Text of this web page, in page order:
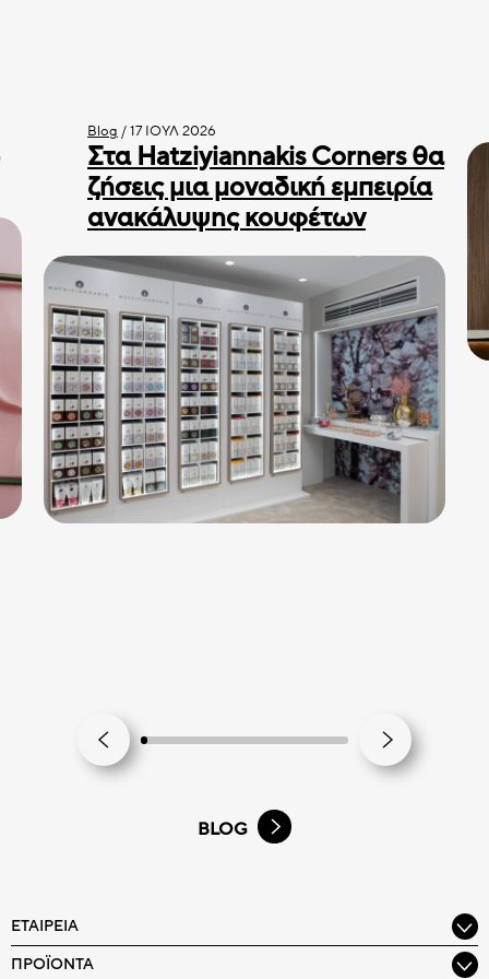
BLOG
Blog /17 ΙΟΎΛ 2026
Στα Hatziyiannakis Corners θα
ζήσεις μια μοναδική εμπειρία
ανακάλυψης κουφέτων
ΕΤΑΙΡΕΊΑ
ΠΡΟΪΌΝΤΑ